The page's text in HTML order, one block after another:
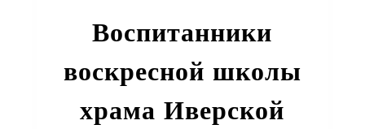
Воспитанники
воскресной школы
храма Иверской